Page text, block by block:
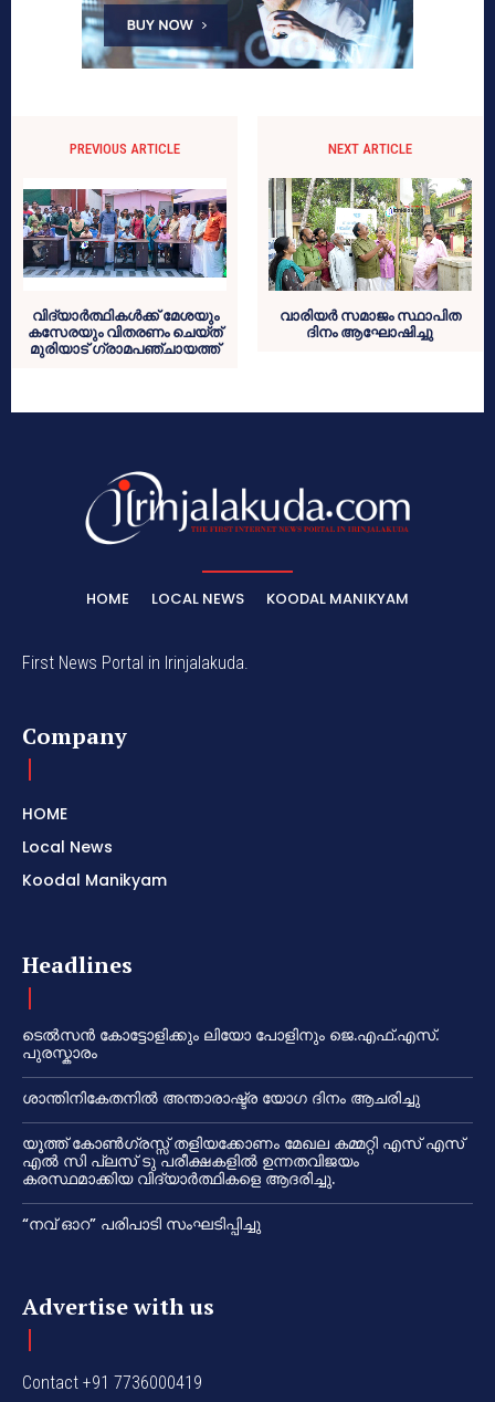
PREVIOUS ARTICLE
വിദ്യാർത്ഥികൾക്ക് മേശയും
കസേരയും വിതരണം ചെയ്ത്
മുരിയാട് ഗ്രാമപഞ്ചായത്ത്
NEXT ARTICLE
വാരിയർ സമാജം സ്ഥാപിത
ദിനം ആഘോഷിച്ചു
HOME LOCAL NEWS KOODAL MANIKYAM
First News Portal in Irinjalakuda.
Company
HOME
Local News
Koodal Manikyam
Headlines
ടെൽസൻ കോട്ടോളിക്കും ലിയോ പോളിനും ജെ.എഫ്.എസ്.
പുരസ്കാരം
ശാന്തിനികേതനിൽ അന്താരാഷ്ട്ര യോഗ ദിനം ആചരിച്ചു
യൂത്ത് കോൺഗ്രസ്സ് തളിയക്കോണം മേഖല കമ്മറ്റി എസ് എസ്
എൽ സി പ്ലസ് ടു പരീക്ഷകളിൽ ഉന്നതവിജയം
കരസ്ഥമാക്കിയ വിദ്യാർത്ഥികളെ ആദരിച്ചു.
“നവ് ഓറ” പരിപാടി സംഘടിപ്പിച്ചു
Advertise with us
Contact +91 7736000419